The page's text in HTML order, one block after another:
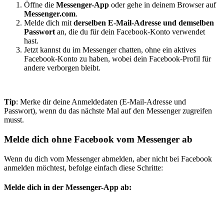
Öffne die Messenger-App oder gehe in deinem Browser auf
Messenger.com.
Melde dich mit derselben E-Mail-Adresse und demselben
Passwort an, die du für dein Facebook-Konto verwendet
hast.
Jetzt kannst du im Messenger chatten, ohne ein aktives
Facebook-Konto zu haben, wobei dein Facebook-Profil für
andere verborgen bleibt.
Tip: Merke dir deine Anmeldedaten (E-Mail-Adresse und
Passwort), wenn du das nächste Mal auf den Messenger zugreifen
musst.
Melde dich ohne Facebook vom Messenger ab
Wenn du dich vom Messenger abmelden, aber nicht bei Facebook
anmelden möchtest, befolge einfach diese Schritte:
Melde dich in der Messenger-App ab: